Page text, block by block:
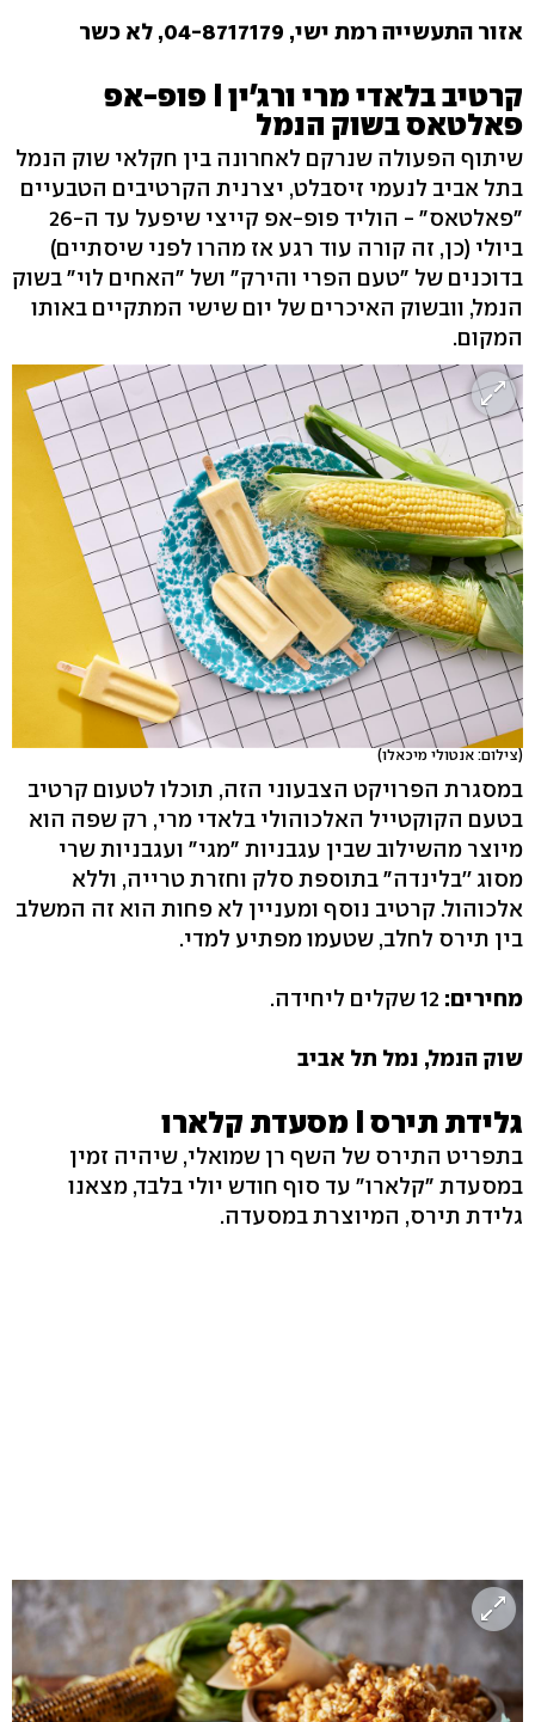
אזור התעשייה רמת ישי, 04-8717179‏, לא כשר
קרטיב בלאדי מרי ורג'ין I פופ-אפ
פאלטאס בשוק הנמל
שיתוף הפעולה שנרקם לאחרונה בין חקלאי שוק הנמל
בתל אביב לנעמי זיסבלט, יצרנית הקרטיבים הטבעיים
״פאלטאס״ - הוליד פופ-אפ קייצי שיפעל עד ה-26
ביולי (כן, זה קורה עוד רגע אז מהרו לפני שיסתיים)
בדוכנים של "טעם הפרי והירק" ושל "האחים לוי" בשוק
הנמל, וובשוק האיכרים של יום שישי המתקיים באותו
המקום.
(צילום: אנטולי מיכאלו)
במסגרת הפרויקט הצבעוני הזה, תוכלו לטעום קרטיב
בטעם הקוקטייל האלכוהולי בלאדי מרי, רק שפה הוא
מיוצר מהשילוב שבין עגבניות "מגי" ועגבניות שרי
מסוג ''בלינדה" בתוספת סלק וחזרת טרייה, וללא
אלכוהול. קרטיב נוסף ומעניין לא פחות הוא זה המשלב
בין תירס לחלב, שטעמו מפתיע למדי.
מחירים:
שוק הנמל, נמל תל אביב
גלידת תירס I מסעדת קלארו
בתפריט התירס של השף רן שמואלי, שיהיה זמין
במסעדת ״קלארו״ עד סוף חודש יולי בלבד, מצאנו
גלידת תירס, המיוצרת במסעדה.